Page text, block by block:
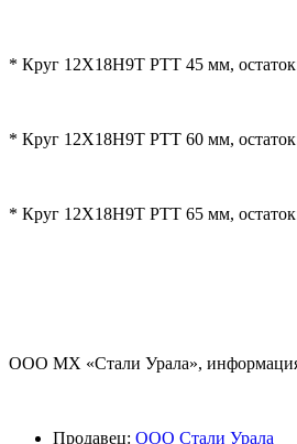
* Круг 12Х18Н9Т РТТ 45 мм,
* Круг 12Х18Н9Т РТТ 60 мм,
* Круг 12Х18Н9Т РТТ 65 мм,
ООО МХ «Стали Урала», информация
Продавец: ООО Стали Урала